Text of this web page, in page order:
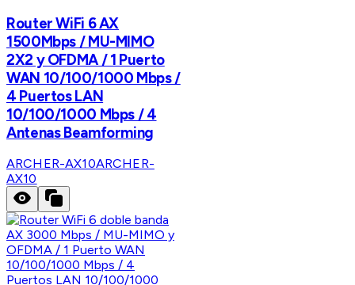
Router WiFi 6 AX
1500Mbps / MU-MIMO
2X2 y OFDMA / 1 Puerto
WAN 10/100/1000 Mbps /
4 Puertos LAN
10/100/1000 Mbps / 4
Antenas Beamforming
ARCHER-AX10ARCHER-
AX10